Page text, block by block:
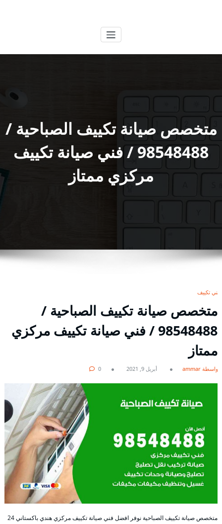
متخصص صيانة تكييف الصباحية /
98548488 / فني صيانة تكييف
مركزي ممتاز
فني تكييف
متخصص صيانة تكييف الصباحية /
98548488 / فني صيانة تكييف مركزي
ممتاز
بواسطة ammar أبريل 9, 2021 0
متخصص صيانة تكييف الصباحية نوفر افضل فني صيانة تكييف مركزي هندي باكستاني 24